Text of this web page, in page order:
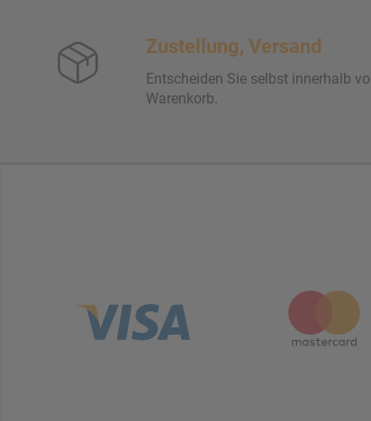
Zustellung, Versand
Entscheiden Sie selbst innerhalb
Warenkorb.